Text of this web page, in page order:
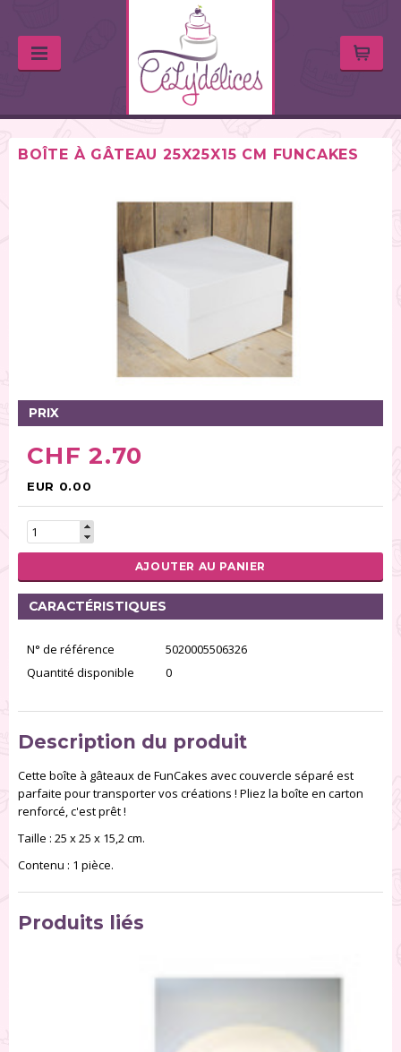
BOÎTE À GÂTEAU 25X25X15 CM FUNCAKES
PRIX
CHF 2.70
EUR 0.00
AJOUTER AU PANIER
CARACTÉRISTIQUES
N° de référence
5020005506326
Quantité disponible
0
Description du produit
Cette boîte à gâteaux de FunCakes avec couvercle séparé est
parfaite pour transporter vos créations ! Pliez la boîte en carton
renforcé, c'est prêt !
Taille : 25 x 25 x 15,2 cm.
Contenu : 1 pièce.
Produits liés